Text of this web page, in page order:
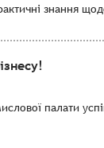
знання
палати